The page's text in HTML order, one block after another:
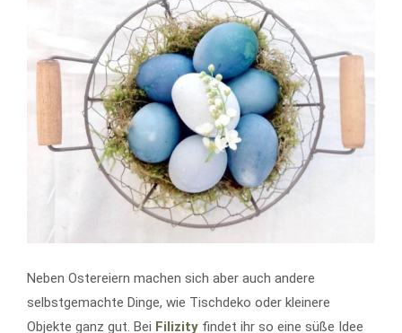
Neben Ostereiern machen sich aber auch andere
selbstgemachte Dinge, wie Tischdeko oder kleinere
Objekte ganz gut. Bei Filizity findet ihr so eine süße Idee